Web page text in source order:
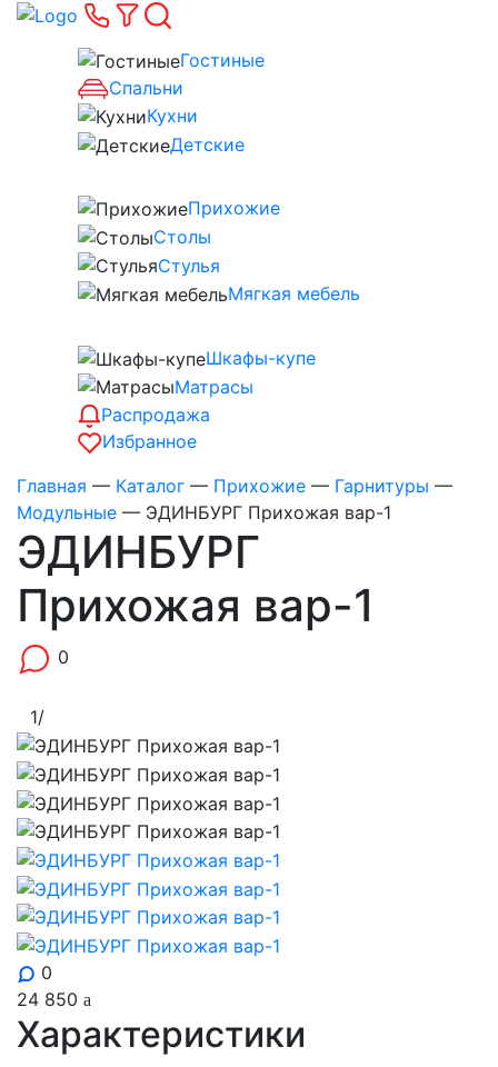
Гостиные
Спальни
Кухни
Детские
Прихожие
Столы
Стулья
Мягкая мебель
Шкафы-купе
Матрасы
Распродажа
Избранное
Главная — Каталог — Прихожие — Гарнитуры —
Модульные — ЭДИНБУРГ Прихожая вар-1
ЭДИНБУРГ
Прихожая вар-1
0
1/
0
24 850
Характеристики